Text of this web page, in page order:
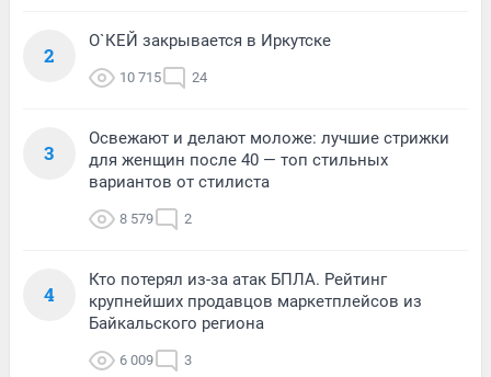
2
О`КЕЙ закрывается в Иркутске
10 715 24
3
Освежают и делают моложе: лучшие стрижки
для женщин после 40 — топ стильных
вариантов от стилиста
8 579 2
4
Кто потерял из-за атак БПЛА. Рейтинг
крупнейших продавцов маркетплейсов из
Байкальского региона
6 009 3